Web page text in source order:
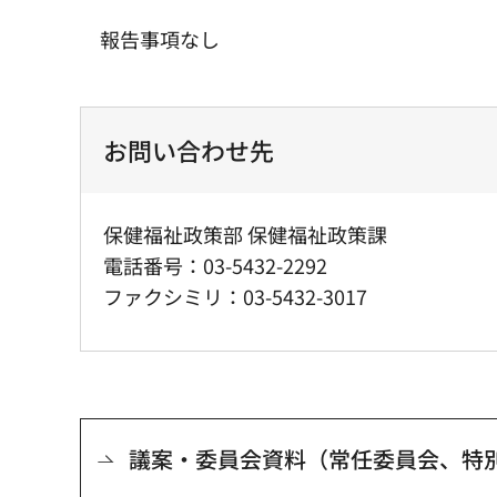
報告事項なし
お問い合わせ先
保健福祉政策部 保健福祉政策課
電話番号：03-5432-2292
ファクシミリ：03-5432-3017
議案・委員会資料（常任委員会、特